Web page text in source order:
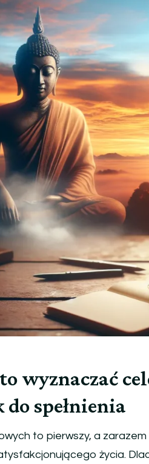
wyznaczać
spełnienia
to pierwszy, a
życia.